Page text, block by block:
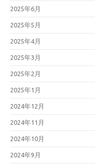
2025年6月
2025年5月
2025年4月
2025年3月
2025年2月
2025年1月
2024年12月
2024年11月
2024年10月
2024年9月